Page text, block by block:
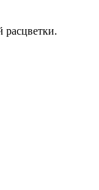
расцветки.